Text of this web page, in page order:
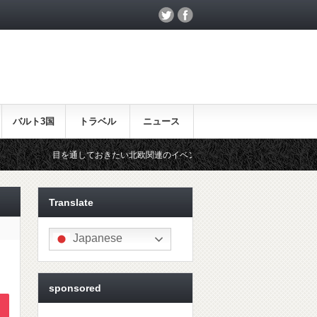
バルト3国 トラベル ニュース
ておきたい北欧関連のイベント！ 北欧らしいギフトをお探しの方は
Translate
Japanese
sponsored